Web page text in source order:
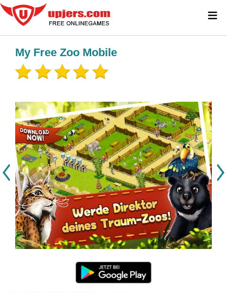
My Free Zoo Mobile
≡